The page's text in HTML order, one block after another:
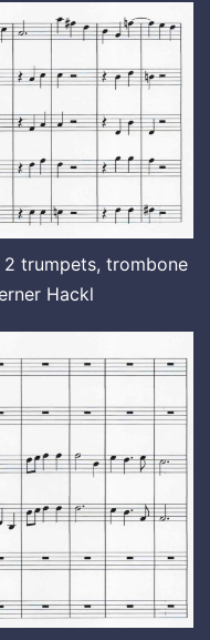
trumpets, trombone
Hackl